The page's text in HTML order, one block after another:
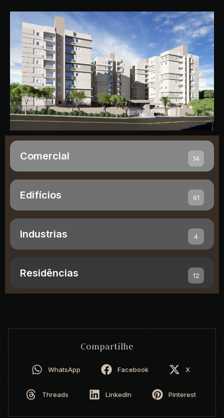
Comercial 14
Edifícios 61
Industrias 4
Residências 12
Compartilhe
WhatsApp Facebook X
Threads LinkedIn Pinterest